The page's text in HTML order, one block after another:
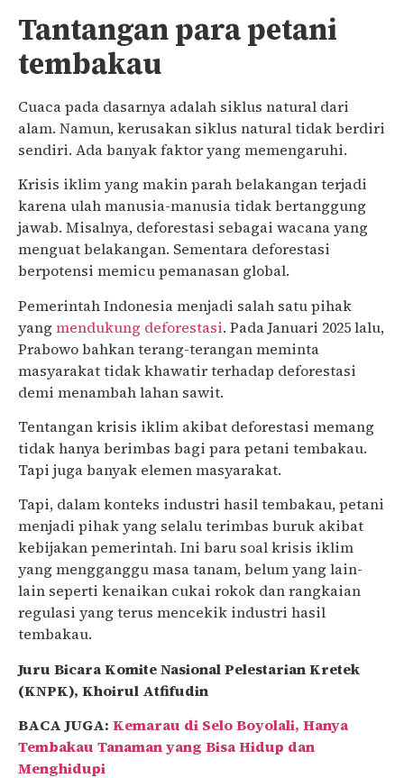
Tantangan para petani
tembakau
Cuaca pada dasarnya adalah siklus natural dari
alam. Namun, kerusakan siklus natural tidak berdiri
sendiri. Ada banyak faktor yang memengaruhi.
Krisis iklim yang makin parah belakangan terjadi
karena ulah manusia-manusia tidak bertanggung
jawab. Misalnya, deforestasi sebagai wacana yang
menguat belakangan. Sementara deforestasi
berpotensi memicu pemanasan global.
Pemerintah Indonesia menjadi salah satu pihak
yang mendukung deforestasi. Pada Januari 2025 lalu,
Prabowo bahkan terang-terangan meminta
masyarakat tidak khawatir terhadap deforestasi
demi menambah lahan sawit.
Tentangan krisis iklim akibat deforestasi memang
tidak hanya berimbas bagi para petani tembakau.
Tapi juga banyak elemen masyarakat.
Tapi, dalam konteks industri hasil tembakau, petani
menjadi pihak yang selalu terimbas buruk akibat
kebijakan pemerintah. Ini baru soal krisis iklim
yang mengganggu masa tanam, belum yang lain-
lain seperti kenaikan cukai rokok dan rangkaian
regulasi yang terus mencekik industri hasil
tembakau.
Juru Bicara Komite Nasional Pelestarian Kretek
(KNPK), Khoirul Atfifudin
BACA JUGA: Kemarau di Selo Boyolali, Hanya
Tembakau Tanaman yang Bisa Hidup dan
Menghidupi